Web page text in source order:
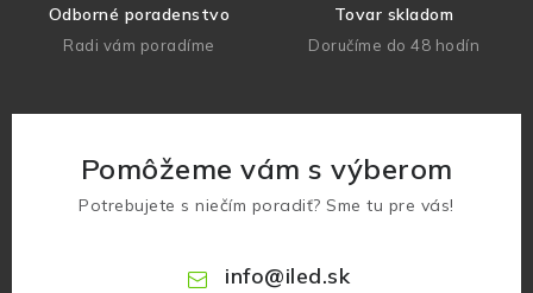
Odborné poradenstvo
Radi vám poradíme
Tovar skladom
Doručíme do 48 hodín
Pomôžeme vám s výberom
Potrebujete s niečím poradiť? Sme tu pre vás!
info@iled.sk